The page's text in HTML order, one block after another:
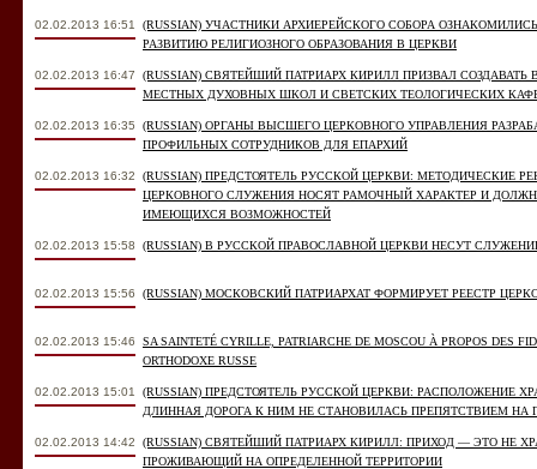
02.02.2013 16:51
(RUSSIAN) УЧАСТНИКИ АРХИЕРЕЙСКОГО СОБОРА
РАЗВИТИЮ РЕЛИГИОЗНОГО ОБРАЗОВАНИЯ В ЦЕРКВИ
02.02.2013 16:47
(RUSSIAN) СВЯТЕЙШИЙ ПАТРИАРХ КИРИЛЛ ПРИЗВАЛ
МЕСТНЫХ ДУХОВНЫХ ШКОЛ И СВЕТСКИХ ТЕОЛОГИЧЕСКИХ
02.02.2013 16:35
(RUSSIAN) ОРГАНЫ ВЫСШЕГО ЦЕРКОВНОГО УПРАВЛЕНИЯ
ПРОФИЛЬНЫХ СОТРУДНИКОВ ДЛЯ ЕПАРХИЙ
02.02.2013 16:32
(RUSSIAN) ПРЕДСТОЯТЕЛЬ РУССКОЙ ЦЕРКВИ: МЕТОДИЧЕСКИЕ
ЦЕРКОВНОГО СЛУЖЕНИЯ НОСЯТ РАМОЧНЫЙ ХАРАКТЕР И
ИМЕЮЩИХСЯ ВОЗМОЖНОСТЕЙ
02.02.2013 15:58 (RUSSIAN) В РУССКОЙ ПРАВОСЛАВНОЙ ЦЕРКВИ НЕСУТ
02.02.2013 15:56 (RUSSIAN) МОСКОВСКИЙ ПАТРИАРХАТ ФОРМИРУЕТ РЕЕСТР
02.02.2013 15:46
SA SAINTETÉ CYRILLE, PATRIARCHE DE MOSCOU À PROPOS DES
ORTHODOXE RUSSE
02.02.2013 15:01
(RUSSIAN) ПРЕДСТОЯТЕЛЬ РУССКОЙ ЦЕРКВИ: РАСПОЛОЖЕНИЕ
ДЛИННАЯ ДОРОГА К НИМ НЕ СТАНОВИЛАСЬ ПРЕПЯТСТВИЕМ НА
02.02.2013 14:42
(RUSSIAN) СВЯТЕЙШИЙ ПАТРИАРХ КИРИЛЛ: ПРИХОД — ЭТО НЕ
ПРОЖИВАЮЩИЙ НА ОПРЕДЕЛЕННОЙ ТЕРРИТОРИИ